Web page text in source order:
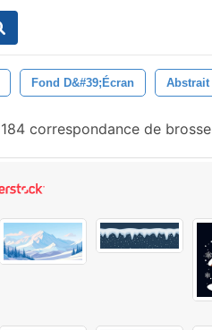
Fond D&#39;écran Abstrait
184 correspondance de brosse